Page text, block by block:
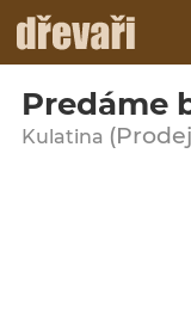
Predáme
Kulatina